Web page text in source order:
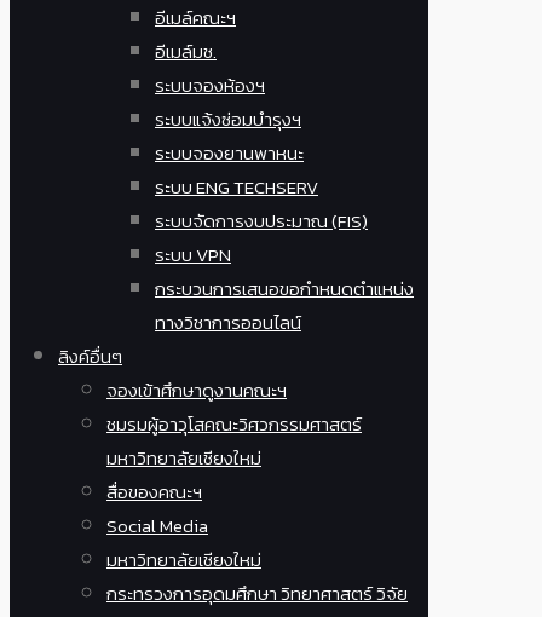
อีเมล์คณะฯ
อีเมล์มช.
ระบบจองห้องฯ
ระบบแจ้งซ่อมบำรุงฯ
ระบบจองยานพาหนะ
ระบบ ENG TECHSERV
ระบบจัดการงบประมาณ (FIS)
ระบบ VPN
กระบวนการเสนอขอกำหนดตำแหน่ง
ทางวิชาการออนไลน์
ลิงค์อื่นๆ
จองเข้าศึกษาดูงานคณะฯ
ชมรมผู้อาวุโสคณะวิศวกรรมศาสตร์
มหาวิทยาลัยเชียงใหม่
สื่อของคณะฯ
Social Media
มหาวิทยาลัยเชียงใหม่
กระทรวงการอุดมศึกษา วิทยาศาสตร์ วิจัย